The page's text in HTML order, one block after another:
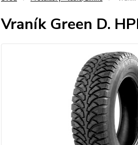
Vraník Green D.